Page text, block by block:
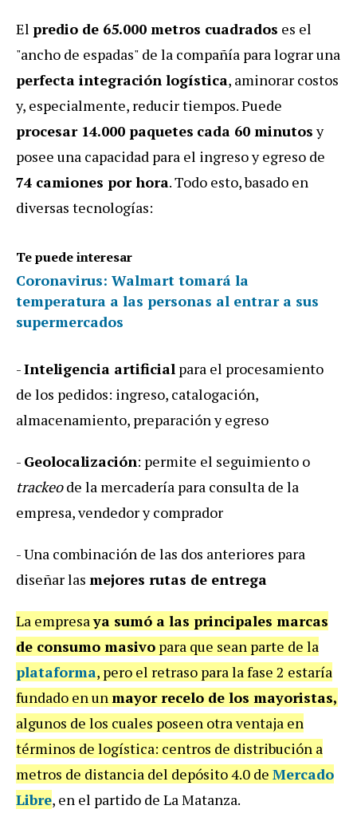
El predio de 65.000 metros cuadrados es el
"ancho de espadas" de la compañía para lograr una
perfecta integración logística, aminorar costos
y, especialmente, reducir tiempos. Puede
procesar 14.000 paquetes cada 60 minutosy
posee una capacidad para el ingreso y egreso de
74 camiones por hora. Todo esto, basado en
diversas tecnologías:
Te puede interesar
Coronavirus: Walmart tomará la
temperatura a las personas al entrar a sus
supermercados
-Inteligencia artificial para el procesamiento
de los pedidos: ingreso, catalogación,
almacenamiento, preparación y egreso
- Geolocalización: permite el seguimiento o
trackeode la mercadería para consulta de la
empresa, vendedor y comprador
- Una combinación de las dos anteriores para
diseñar las mejores rutas de entrega
La empresaya sumó a las principales marcas
de consumo masivo para que sean parte de la
plataforma, pero el retraso para la fase 2 estaría
fundado en unmayor recelo de los mayoristas,
algunos de los cuales poseen otra ventaja en
términos de logística: centros de distribución a
metros de distancia del depósito 4.0 de Mercado
Libre, en el partido de La Matanza.